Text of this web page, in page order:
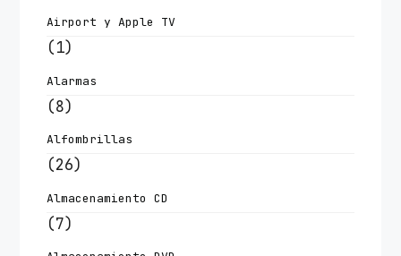
Airport y Apple TV
(1)
Alarmas
(8)
Alfombrillas
(26)
Almacenamiento CD
(7)